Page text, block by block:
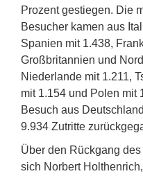
Prozent gestiegen. Die
Besucher kamen aus
Spanien mit 1.438,
Großbritannien und
Niederlande mit 1.211,
mit 1.154 und Polen mit
Besuch aus
9.934 Zutritte
Über den Rückgang
sich Norbert